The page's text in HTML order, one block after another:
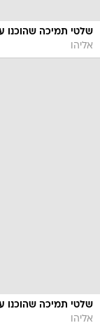
שלטי תמיכה שהוכנו
אליהו
שלטי תמיכה שהוכנו
אליהו